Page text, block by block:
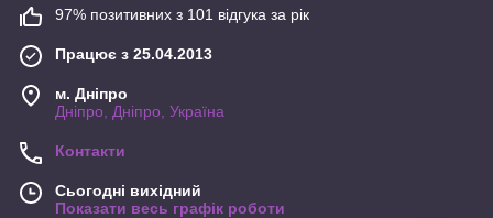
97% позитивних з 101 відгука за рік
Працює з 25.04.2013
м. Дніпро
Дніпро, Дніпро, Україна
Контакти
Сьогодні вихідний
Показати весь графік роботи